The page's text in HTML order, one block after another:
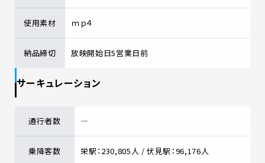
使用素材 ｍｐ４
納品締切 放映開始日5営業日前
サーキュレーション
通行者数 ―
乗降客数 栄駅：230,805人 / 伏見駅：96,176人